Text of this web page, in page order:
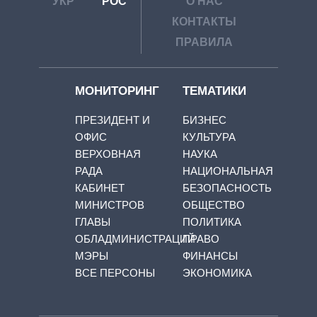
КОНТАКТЫ
ПРАВИЛА
МОНИТОРИНГ
ПРЕЗИДЕНТ И
ОФИС
ВЕРХОВНАЯ
РАДА
КАБИНЕТ
МИНИСТРОВ
ГЛАВЫ
ОБЛАДМИНИСТРАЦИЙ
МЭРЫ
ВСЕ ПЕРСОНЫ
ТЕМАТИКИ
БИЗНЕС
КУЛЬТУРА
НАУКА
НАЦИОНАЛЬНАЯ
БЕЗОПАСНОСТЬ
ОБЩЕСТВО
ПОЛИТИКА
ПРАВО
ФИНАНСЫ
ЭКОНОМИКА